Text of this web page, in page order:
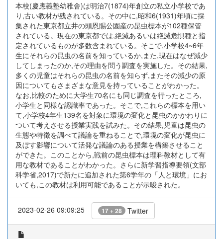
本校(慶應義塾幼稚舎)は明治7(1874)年創立の私立小学校であ
り,古い教材が残されている。その中に,昭和6(1931)年頃に採
集された東京都立井の頭恩賜公園産の昆虫標本が102種保管
されている。現在の東京都では,絶滅あるいは絶滅危惧種と指
定されているものが多数含まれている。そこで,小学校4~6年
生にそれらの昆虫の名前を知っているか,また,現在はなぜ減少
してしまったのか,その理由を問う調査を実施した。その結果,
多くの児童はそれらの昆虫の名前を知らず,またその減少の原
因についてもさまざまな意見を持っていることがわかった。
なお,比較のために大学生70名にも同じ調査を行ったところ,
小学生と同様な認識率であった。そこで,これらの標本を用い
て,小学校4年生139名を対象に環境の変化と昆虫のかかわりに
ついて考えさせる授業実践を試みた。その結果,児童は昆虫の
生態や特徴を調べて議論を重ねることで,環境の変化が昆虫に
及ぼす影響について活発な議論のある授業を構築させること
ができた。このことから,戦前の昆虫標本は理科教材として有
用な教材であることがわかった。さらに新学習指導要領(文部
科学省,2017)で新たに追加された第6学年の「人と環境」にお
いても,この教材は利用可能であることが示唆された。
2023-02-26 09:09:25 17 + 28 Twitter